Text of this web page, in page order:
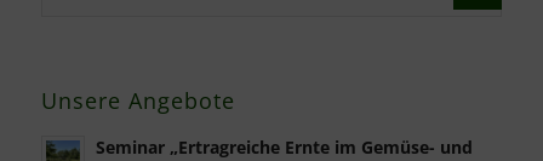
Unsere Angebote
Seminar „Ertragreiche Ernte im Gemüse- und